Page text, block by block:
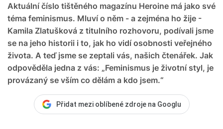
Aktuální číslo tištěného magazínu Heroine má jako své
téma feminismus. Mluví o něm - a zejména ho žije -
Kamila Zlatušková z titulního rozhovoru, podívali jsme
se na jeho historii i to, jak ho vidí osobnosti veřejného
života. A teď jsme se zeptali vás, našich čtenářek. Jak
odpověděla jedna z vás: „Feminismus je životní styl, je
provázaný se vším co dělám a kdo jsem.“
Přidat mezi oblíbené zdroje na Googlu